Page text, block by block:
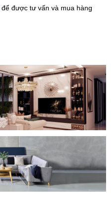
để được tư vấn và mua hàng